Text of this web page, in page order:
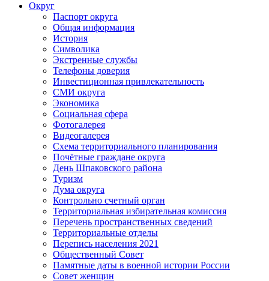
Округ
Паспорт округа
Общая информация
История
Символика
Экстренные службы
Телефоны доверия
Инвестиционная привлекательность
СМИ округа
Экономика
Социальная сфера
Фотогалерея
Видеогалерея
Схема территориального планирования
Почётные граждане округа
День Шпаковского района
Туризм
Дума округа
Контрольно счетный орган
Территориальная избирательная комиссия
Перечень пространственных сведений
Территориальные отделы
Перепись населения 2021
Общественный Совет
Памятные даты в военной истории России
Совет женщин